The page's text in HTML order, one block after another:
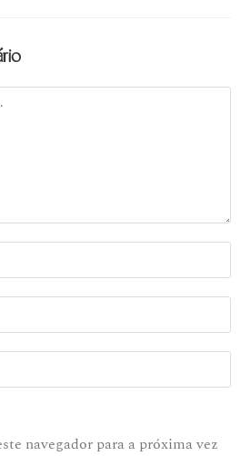
navegador para a próxima vez